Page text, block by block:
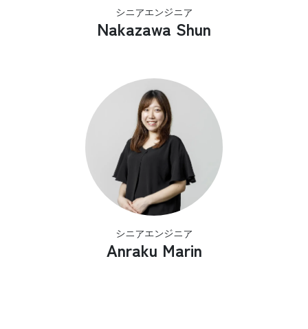
シニアエンジニア
Nakazawa Shun
シニアエンジニア
Anraku Marin